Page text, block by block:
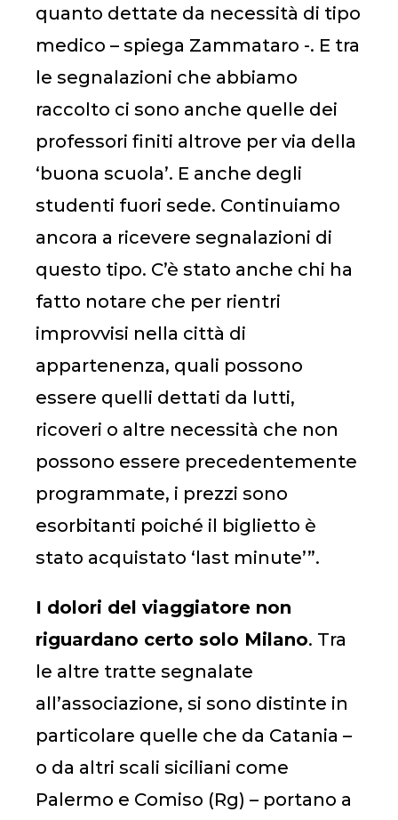
quanto dettate da necessità di tipo
medico – spiega Zammataro -. E tra
le segnalazioni che abbiamo
raccolto ci sono anche quelle dei
professori finiti altrove per via della
‘buona scuola’. E anche degli
studenti fuori sede. Continuiamo
ancora a ricevere segnalazioni di
questo tipo. C’è stato anche chi ha
fatto notare che per rientri
improvvisi nella città di
appartenenza, quali possono
essere quelli dettati da lutti,
ricoveri o altre necessità che non
possono essere precedentemente
programmate, i prezzi sono
esorbitanti poiché il biglietto è
stato acquistato ‘last minute’”.
I dolori del viaggiatore non
riguardano certo solo Milano. Tra
le altre tratte segnalate
all’associazione, si sono distinte in
particolare quelle che da Catania –
o da altri scali siciliani come
Palermo e Comiso (Rg) – portano a